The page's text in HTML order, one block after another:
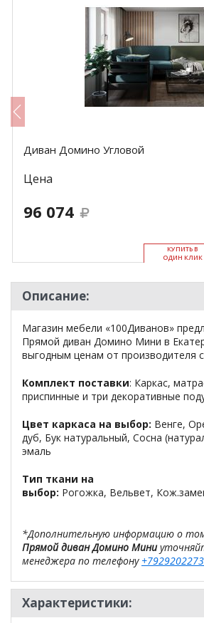
Диван Домино Угловой
Цена
96 074
КУ­ПИТЬ В
ОДИН КЛИК
Описание:
Магазин мебели «100Диванов»
Прямой диван Домино Мини в
выгодным ценам от производителя
Комплект поставки: Каркас,
приспинные и три декоративные
Цвет каркаса на выбор: Венге,
дуб, Бук натуральный, Сосна
эмаль
Тип ткани на
выбор: Рогожка, Вельвет,
*Дополнительную информацию о
Прямой диван Домино Мини
менеджера по телефону
**Цены на официальном сайте
действительны только для
могут отличаться от цен в
Характеристики: